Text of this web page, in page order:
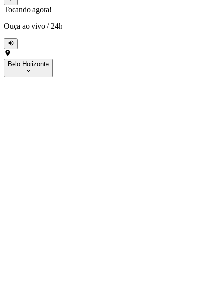
Tocando agora!
Ouça ao vivo / 24h
Belo Horizonte